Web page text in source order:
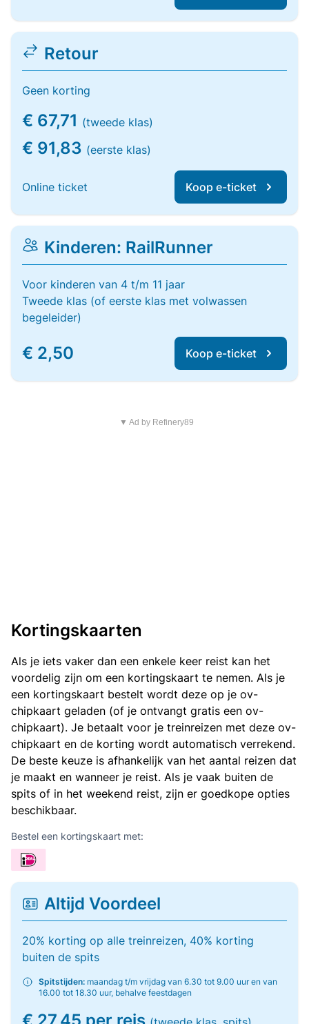
Retour
Geen korting
€ 67,71 (tweede klas)
€ 91,83 (eerste klas)
Online ticket Koop e-ticket
Kinderen: RailRunner
Voor kinderen van 4 t/m 11 jaar
Tweede klas (of eerste klas met volwassen
begeleider)
€ 2,50 Koop e-ticket
▼ Ad by Refinery89
Kortingskaarten
Als je iets vaker dan een enkele keer reist kan het
voordelig zijn om een kortingskaart te nemen. Als je
een kortingskaart bestelt wordt deze op je ov-
chipkaart geladen (of je ontvangt gratis een ov-
chipkaart). Je betaalt voor je treinreizen met deze ov-
chipkaart en de korting wordt automatisch verrekend.
De beste keuze is afhankelijk van het aantal reizen dat
je maakt en wanneer je reist. Als je vaak buiten de
spits of in het weekend reist, zijn er goedkope opties
beschikbaar.
Bestel een kortingskaart met:
Altijd Voordeel
20% korting op alle treinreizen, 40% korting
buiten de spits
Spitstijden: maandag t/m vrijdag van 6.30 tot 9.00 uur en van
16.00 tot 18.30 uur, behalve feestdagen